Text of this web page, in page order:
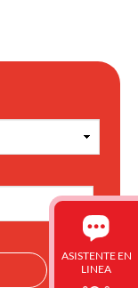
ASISTENTE EN
LINEA